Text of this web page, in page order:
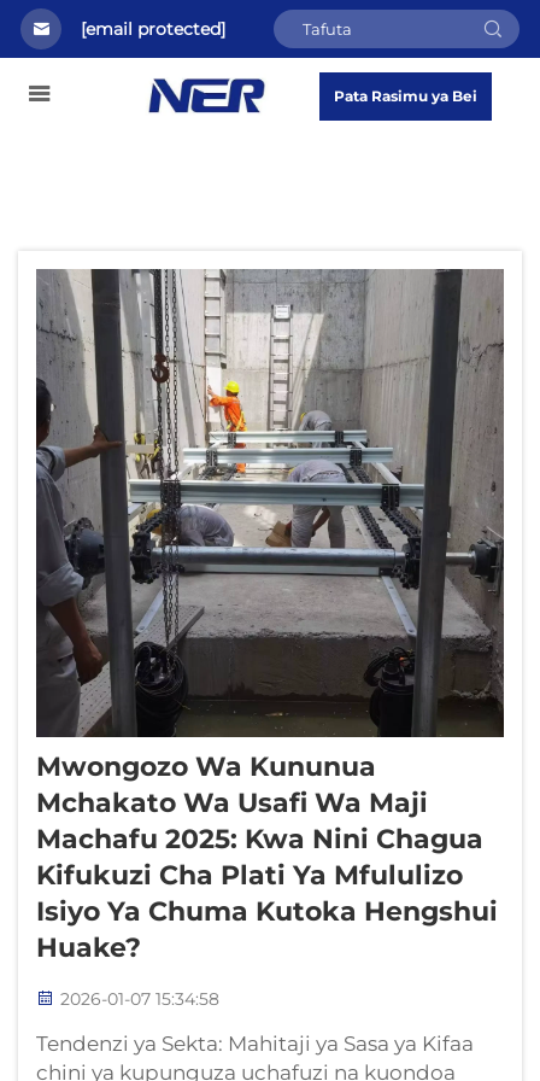
[email protected]
Pata Rasimu ya Bei
Mwongozo Wa Kununua
Mchakato Wa Usafi Wa Maji
Machafu 2025: Kwa Nini Chagua
Kifukuzi Cha Plati Ya Mfululizo
Isiyo Ya Chuma Kutoka Hengshui
Huake?
2026-01-07 15:34:58
Tendenzi ya Sekta: Mahitaji ya Sasa ya Kifaa
chini ya kupunguza uchafuzi na kuondoa